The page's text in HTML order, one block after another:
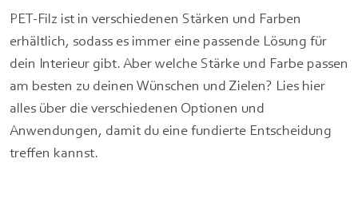
PET-Filz ist in verschiedenen Stärken und Farben
erhältlich, sodass es immer eine passende Lösung für
dein Interieur gibt. Aber welche Stärke und Farbe passen
am besten zu deinen Wünschen und Zielen? Lies hier
alles über die verschiedenen Optionen und
Anwendungen, damit du eine fundierte Entscheidung
treffen kannst.